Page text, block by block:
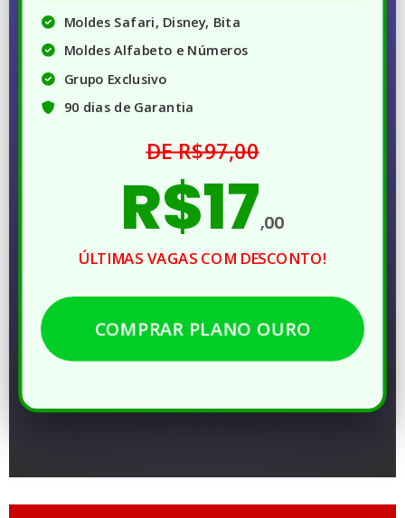
Moldes Safari, Disney, Bita
Moldes Alfabeto e Números
Grupo Exclusivo
90 dias de Garantia
DE R$97,00
R$17,00
ÚLTIMAS VAGAS COM DESCONTO!
COMPRAR PLANO OURO